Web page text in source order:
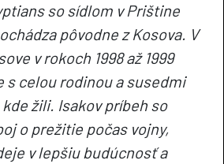
so sídlom v Prištine
pôvodne z Kosova. V
v rokoch 1998 až 1999
s celou rodinou a susedmi
žili. Isakov príbeh so
o prežitie počas vojny,
v lepšiu budúcnosť a